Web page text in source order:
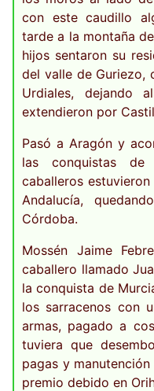
con este caudillo
tarde a la montaña
hijos sentaron su
del valle de Guriezo,
Urdiales, dejando
extendieron por
Pasó a Aragón y
las conquistas de
caballeros
Andalucía,
Córdoba.
Mossén Jaime
caballero llamado
la conquista de
los sarracenos con
armas, pagado a
tuviera que
pagas y
premio debido en